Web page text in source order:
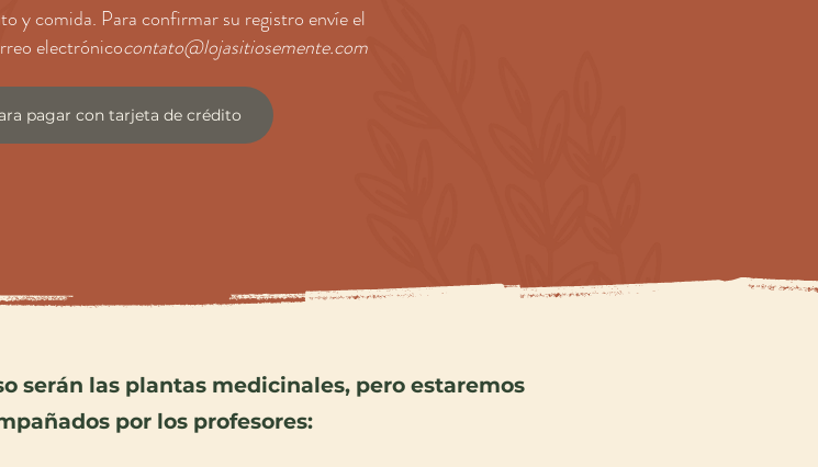
y comida. Para confirmar su registro envíe el
electrónicocontato@lojasitiosemente.com
pagar con tarjeta de crédito
serán las plantas medicinales, pero estaremos
por los profesores: